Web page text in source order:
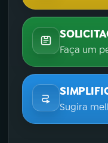
Faça um
Sugira